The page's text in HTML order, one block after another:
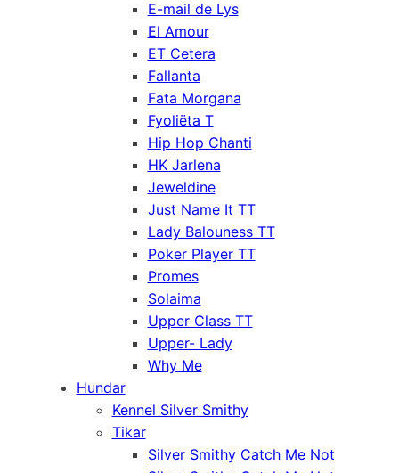
E-mail de Lys
El Amour
ET Cetera
Fallanta
Fata Morgana
Fyoliëta T
Hip Hop Chanti
HK Jarlena
Jeweldine
Just Name It TT
Lady Balouness TT
Poker Player TT
Promes
Solaima
Upper Class TT
Upper- Lady
Why Me
Hundar
Kennel Silver Smithy
Tikar
Silver Smithy Catch Me Not